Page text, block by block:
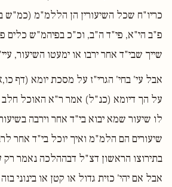
כריו"ח שכל השיעורין הן הללמ"מ (כמ"ש
פ"ב הי"א, פי"ד ה"ב, וכ"כ בפיהמ"ש כלים
שייך שבי"ד אחר ירבו או ימעטו השיעור,
אבל עי' בחי' הגרי"ז על מסכת יומא (דף
על הך דיומא (כנ"ל) אמר ר"א האוכל חלב
לו שיעור שמא יבוא בי"ד אחר וירבה
שיעורים הם הלמ"מ ואיך יוכל בי"ד אחר
בתירוצו הראשון דצ"ל דבההלכה נאמר רק
אבל אם יהי' כזית גדול או קטן או בינוני